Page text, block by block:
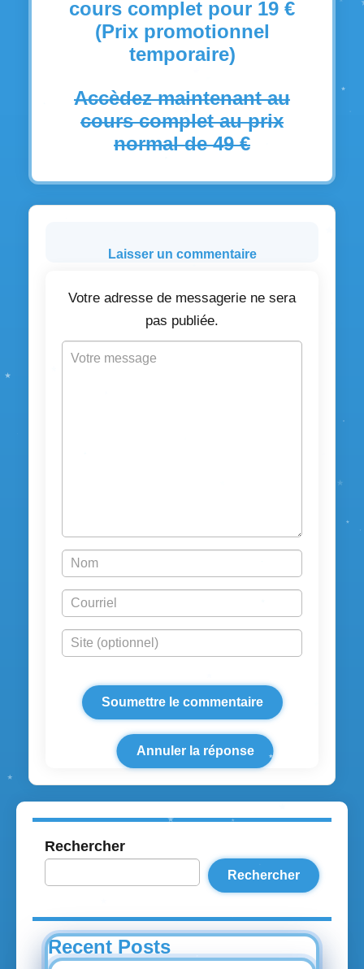
cours complet pour 19 €
(Prix promotionnel
temporaire)
Accèdez maintenant au
cours complet au prix
normal de 49 €
Laisser un commentaire
Annuler la réponse
Votre adresse de messagerie ne sera
pas publiée.
Rechercher
Rechercher
Recent Posts